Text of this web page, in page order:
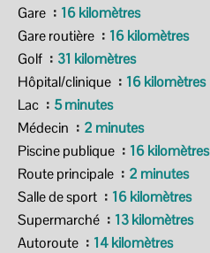
Gare
16 kilomètres
Gare routière
16 kilomètres
Golf
31 kilomètres
Hôpital/clinique
16 kilomètres
Lac
5 minutes
Médecin
2 minutes
Piscine publique
16 kilomètres
Route principale
2 minutes
Salle de sport
16 kilomètres
Supermarché
13 kilomètres
Autoroute
14 kilomètres